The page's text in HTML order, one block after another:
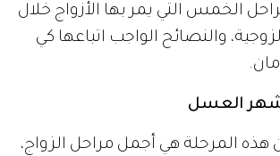
الخمس التي يمر بها الأزواج خلال
والنصائح الواجب اتباعها كي
شهر العسل
هذه المرحلة هي أجمل مراحل الزواج،